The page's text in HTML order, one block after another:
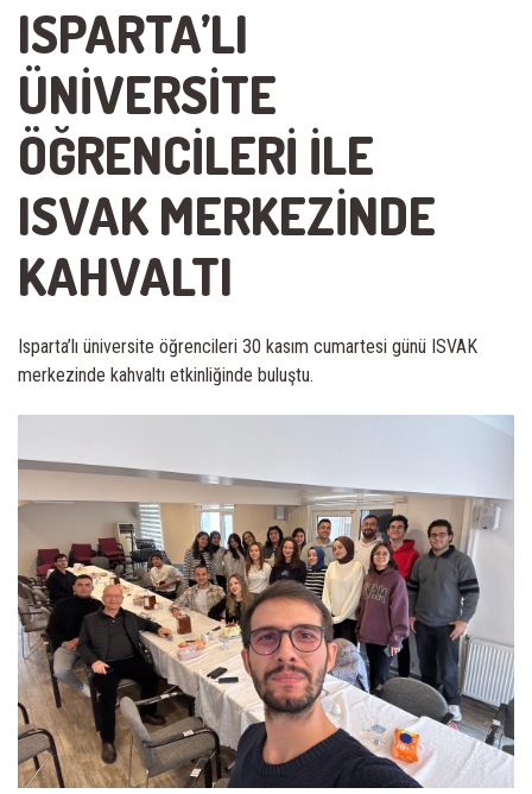
ISPARTA’LI
ÜNIVERSITE
ÖĞRENCILERI ILE
ISVAK MERKEZINDE
KAHVALTI
Isparta’lı üniversite öğrencileri 30 kasım cumartesi günü ISVAK
merkezinde kahvaltı etkinliğinde buluştu.